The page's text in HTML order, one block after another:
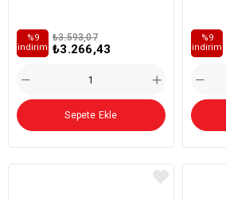
₺3.266,43
₺3.593,07
%9
i̇ndirim
Sepete Ekle
%9
i̇ndirim